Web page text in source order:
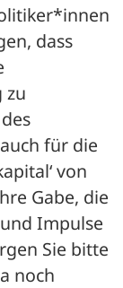
dass
zu
für die
von
Gabe, die
Impulse
Sie bitte
noch